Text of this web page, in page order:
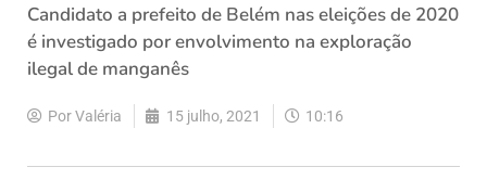
Candidato a prefeito de Belém nas eleições de 2020
é investigado por envolvimento na exploração
ilegal de manganês
PorValéria 15 julho, 2021 10:16